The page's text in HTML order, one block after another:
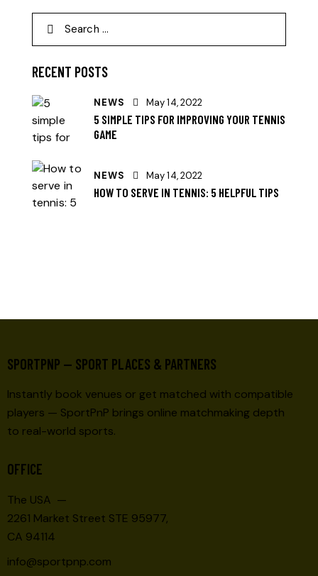
RECENT POSTS
NEWS May 14, 2022
5 SIMPLE TIPS FOR IMPROVING YOUR TENNIS
GAME
NEWS May 14, 2022
HOW TO SERVE IN TENNIS: 5 HELPFUL TIPS
SPORTPNP — SPORT PLACES & PARTNERS
Instantly book venues or get matched with compatible
players — SportPnP brings online matchmaking depth
to real-world sports.
OFFICE
The USA —
2261 Market Street STE 95977,
CA 94114
info@sportpnp.com